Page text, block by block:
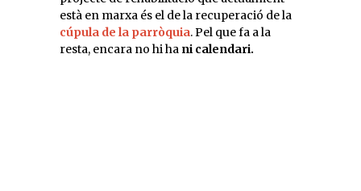
està en marxa és el de la recuperació de la
cúpula de la parròquia. Pel que fa a la
resta, encara no hi ha ni calendari.